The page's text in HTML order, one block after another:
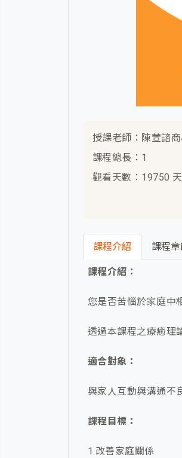
授課老師：陳萱諮
課程總長：1
觀看天數：19750 天
課程介紹 課程
課程介紹：
您是否苦惱於家庭中
透過本課程之療癒理
適合對象：
與家人互動與溝通不
課程目標：
1.改善家庭關係